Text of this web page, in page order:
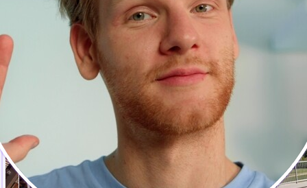
No se requiere tarjeta de crédito · Listo en segundos